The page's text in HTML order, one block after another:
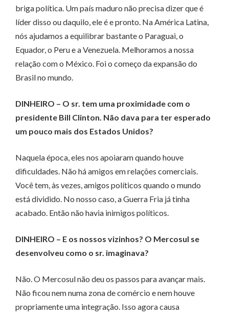
briga política. Um país maduro não precisa dizer que é
líder disso ou daquilo, ele é e pronto. Na América Latina,
nós ajudamos a equilibrar bastante o Paraguai, o
Equador, o Peru e a Venezuela. Melhoramos a nossa
relação com o México. Foi o começo da expansão do
Brasil no mundo.
DINHEIRO – O sr. tem uma proximidade com o
presidente Bill Clinton. Não dava para ter esperado
um pouco mais dos Estados Unidos?
Naquela época, eles nos apoiaram quando houve
dificuldades. Não há amigos em relações comerciais.
Você tem, às vezes, amigos políticos quando o mundo
está dividido. No nosso caso, a Guerra Fria já tinha
acabado. Então não havia inimigos políticos.
DINHEIRO – E os nossos vizinhos? O Mercosul se
desenvolveu como o sr. imaginava?
Não. O Mercosul não deu os passos para avançar mais.
Não ficou nem numa zona de comércio e nem houve
propriamente uma integração. Isso agora causa